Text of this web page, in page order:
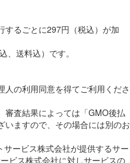
するごとに297円（税込）が加
、送料込）です。
人の利用同意を得てご利用くださ
審査結果によっては「GMO後払
いますので、その場合には別のお
サービス株式会社が提供するサー
ビス株式会社に対しサービスの